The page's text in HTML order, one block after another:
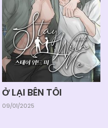
Ở LẠI BÊN TÔI
09/01/2025